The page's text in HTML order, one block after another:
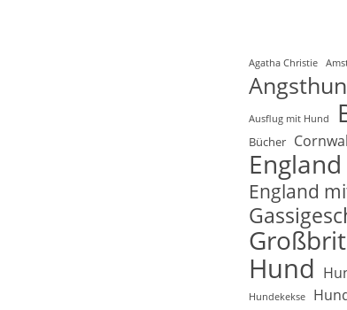
Agatha Christie
Ausflug mit Hund
Bücher
England
England
Hund
Hundekekse